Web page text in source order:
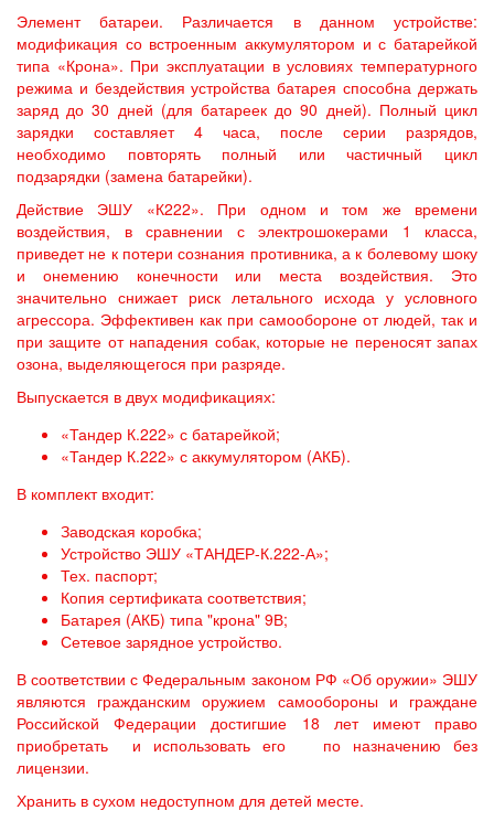
Элемент батареи. Различается в данном устройстве:
модификация со встроенным аккумулятором и с батарейкой
типа «Крона». При эксплуатации в условиях температурного
режима и бездействия устройства батарея способна держать
заряд до 30 дней (для батареек до 90 дней). Полный цикл
зарядки составляет 4 часа, после серии разрядов,
необходимо повторять полный или частичный цикл
подзарядки (замена батарейки).
Действие ЭШУ «К222». При одном и том же времени
воздействия, в сравнении с электрошокерами 1 класса,
приведет не к потери сознания противника, а к болевому шоку
и онемению конечности или места воздействия. Это
значительно снижает риск летального исхода у условного
агрессора. Эффективен как при самообороне от людей, так и
при защите от нападения собак, которые не переносят запах
озона, выделяющегося при разряде.
Выпускается в двух модификациях:
«Тандер К.222» с батарейкой;
«Тандер К.222» с аккумулятором (АКБ).
В комплект входит:
Заводская коробка;
Устройство ЭШУ «ТАНДЕР-К.222-А»;
Тех. паспорт;
Копия сертификата соответствия;
Батарея (АКБ) типа "крона" 9В;
Сетевое зарядное устройство.
В соответствии с Федеральным законом РФ «Об оружии» ЭШУ
являются гражданским оружием самообороны и граждане
Российской Федерации достигшие 18 лет имеют право
приобретать и использовать его по назначению без
лицензии.
Хранить в сухом недоступном для детей месте.